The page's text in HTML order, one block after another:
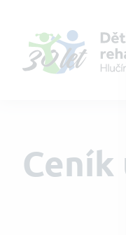
Ceník